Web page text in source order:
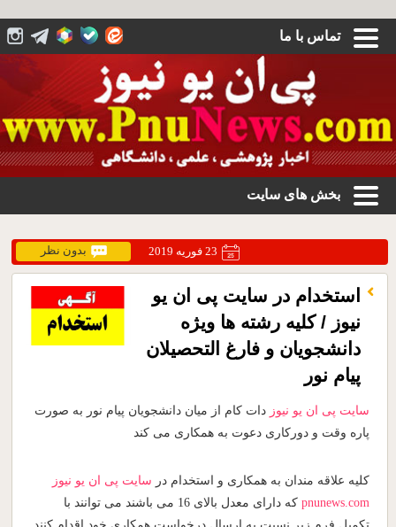
تماس با ما
بخش های سایت
بدون نظر 23 فوریه 2019
استخدام در سایت پی ان یو
نیوز / کلیه رشته ها ویژه
دانشجویان و فارغ التحصیلان
پیام نور
سایت پی ان یو نیوز دات کام از میان دانشجویان پیام نور به صورت
پاره وقت و دورکاری دعوت به همکاری می کند
کلیه علاقه مندان به همکاری و استخدام در سایت پی ان یو نیوز
pnunews.com
که دارای معدل بالای 16 می باشند می توانند با